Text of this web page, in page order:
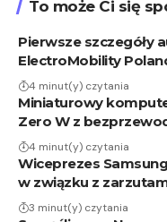
To może Ci się
Pierwsze szczegóły
ElectroMobility
4 minut(y) czytania
Miniaturowy
Zero W z
4 minut(y) czytania
Wiceprezes
w związku z
3 minut(y) czytania